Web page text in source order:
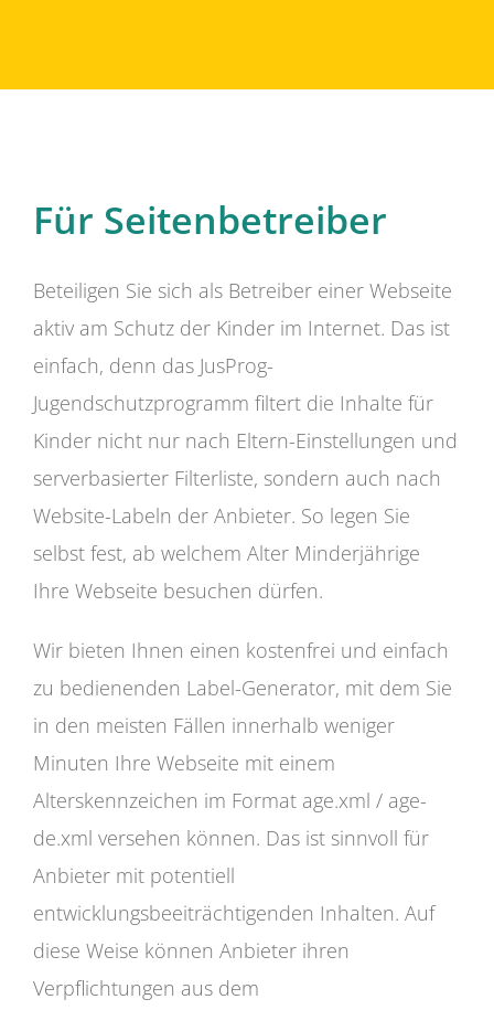
Für Seitenbetreiber
Beteiligen Sie sich als Betreiber einer Webseite
aktiv am Schutz der Kinder im Internet. Das ist
einfach, denn das JusProg-
Jugendschutzprogramm filtert die Inhalte für
Kinder nicht nur nach Eltern-Einstellungen und
serverbasierter Filterliste, sondern auch nach
Website-Labeln der Anbieter. So legen Sie
selbst fest, ab welchem Alter Minderjährige
Ihre Webseite besuchen dürfen.
Wir bieten Ihnen einen kostenfrei und einfach
zu bedienenden Label-Generator, mit dem Sie
in den meisten Fällen innerhalb weniger
Minuten Ihre Webseite mit einem
Alterskennzeichen im Format age.xml / age-
de.xml versehen können. Das ist sinnvoll für
Anbieter mit potentiell
entwicklungsbeeiträchtigenden Inhalten. Auf
diese Weise können Anbieter ihren
Verpflichtungen aus dem